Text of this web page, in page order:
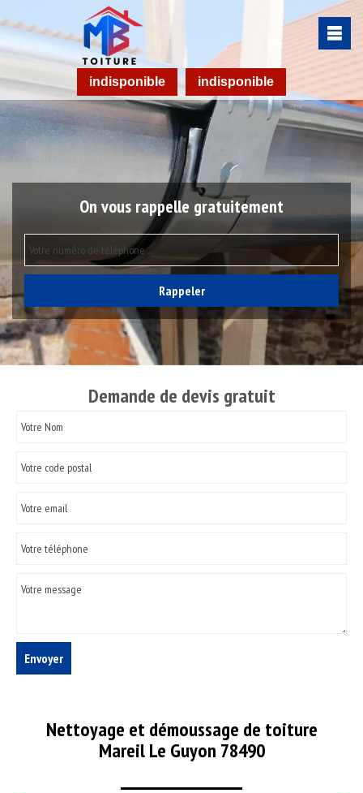
indisponible indisponible
On vous rappelle gratuitement
Demande de devis gratuit
Nettoyage et démoussage de toiture
Mareil Le Guyon 78490